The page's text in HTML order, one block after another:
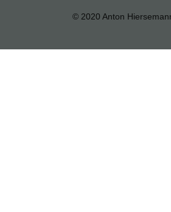
© 2020 Anton